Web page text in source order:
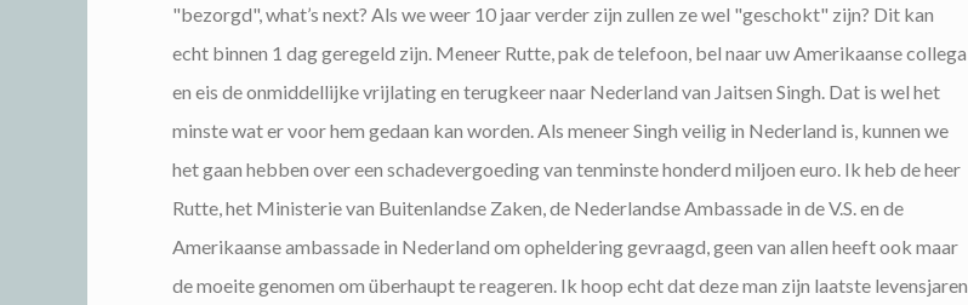
"bezorgd", what’s next? Als we weer 10 jaar verder zijn zullen ze wel "geschokt" zijn? Dit kan
echt binnen 1 dag geregeld zijn. Meneer Rutte, pak de telefoon, bel naar uw Amerikaanse collega
en eis de onmiddellijke vrijlating en terugkeer naar Nederland van Jaitsen Singh. Dat is wel het
minste wat er voor hem gedaan kan worden. Als meneer Singh veilig in Nederland is, kunnen we
het gaan hebben over een schadevergoeding van tenminste honderd miljoen euro. Ik heb de heer
Rutte, het Ministerie van Buitenlandse Zaken, de Nederlandse Ambassade in de V.S. en de
Amerikaanse ambassade in Nederland om opheldering gevraagd, geen van allen heeft ook maar
de moeite genomen om überhaupt te reageren. Ik hoop echt dat deze man zijn laatste levensjaren